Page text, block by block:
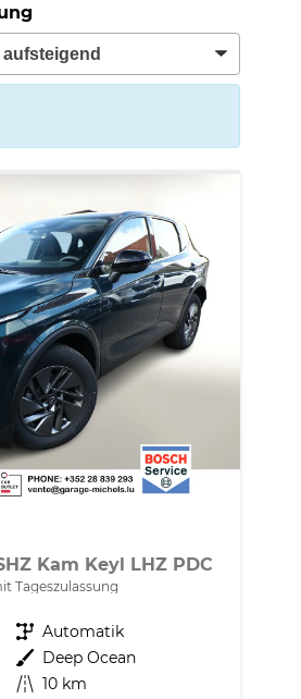
Kam Keyl LHZ PDC
Tageszulassung
Getriebe Automatik
Außenfarbe Deep Ocean
Kilometerstand 10 km